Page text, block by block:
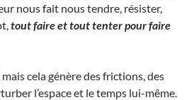
nous fait nous tendre, résister,
tout faire et tout tenter pour faire
cela génère des frictions, des
l’espace et le temps lui-même.